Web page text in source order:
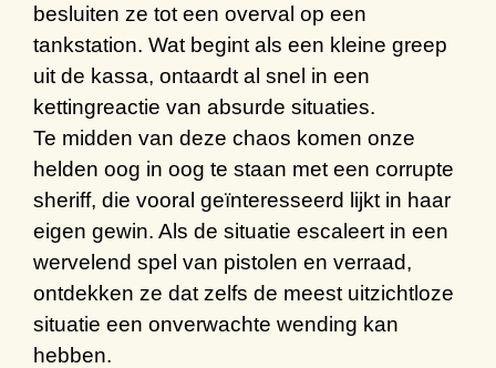
besluiten ze tot een overval op een
tankstation. Wat begint als een kleine greep
uit de kassa, ontaardt al snel in een
kettingreactie van absurde situaties.
Te midden van deze chaos komen onze
helden oog in oog te staan met een corrupte
sheriff, die vooral geïnteresseerd lijkt in haar
eigen gewin. Als de situatie escaleert in een
wervelend spel van pistolen en verraad,
ontdekken ze dat zelfs de meest uitzichtloze
situatie een onverwachte wending kan
hebben.